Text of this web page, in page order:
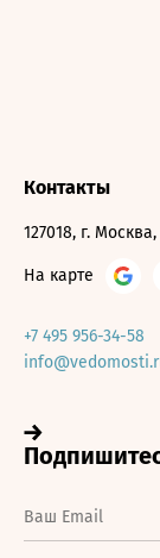
Контакты
127018, г.
На карте
+7 495 956-34-58